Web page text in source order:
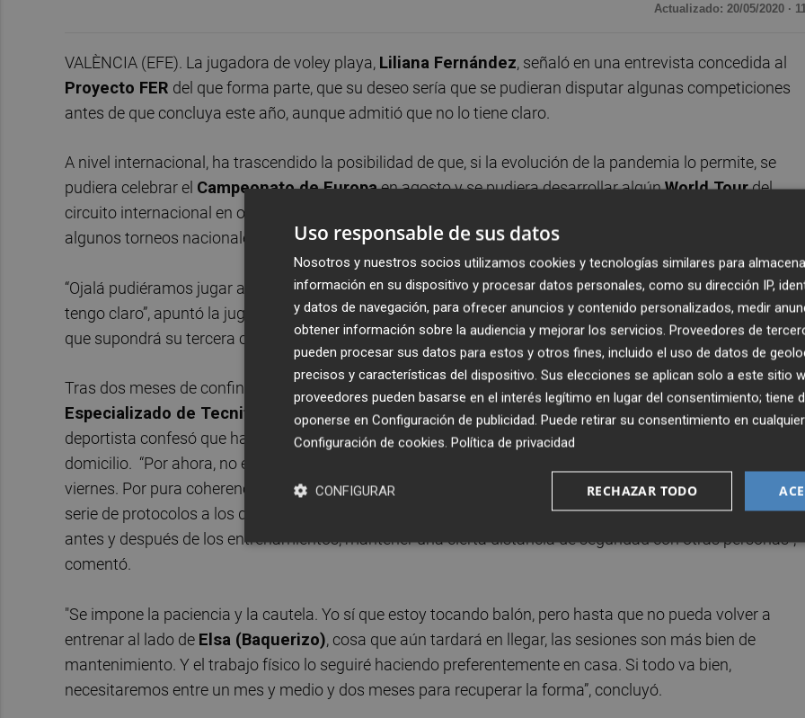
Actualizado: 20/05/2020 ·
VALÈNCIA (EFE). La jugadora de voley playa, Liliana Fernández, señaló en una entrevista concedida al
Proyecto FER del que forma parte, que su deseo sería que se pudieran disputar algunas competiciones
antes de que concluya este año, aunque admitió que no lo tiene claro.
A nivel internacional, ha trascendido la posibilidad de que, si la evolución de la pandemia lo permite, se
pudiera celebrar el Campeonato de Europaen agosto y se pudiera desarrollar algúnWorld Tourdel
circuito internacional en octubre o noviembre. También la Federación Española contempla la disputa de
algunos torneos nacionales a partir de agosto.
“Ojalá pudiéramos jugar algunos eventos antes de la conclusión de este año. Sería la mejor señal, pero no
tengo claro”, apuntó la jugadora de Benidorm, ya clasificada para disputar los Juegos Olímpicos de Tokio,
que supondrá su tercera cita olímpica.
Tras dos meses de confinamiento en su domicilio, Liliana ha regresó el pasado lunes al
Centro
Especializado de Tecnificación Deportiva de Arona , en Tenerife. Durante el periodo de
deportista confesó que había sustituido el vóley playa por el “vóley huerta” en un espacio exterior anexo a
domicilio. “Por ahora, no estoy yendo todos los días, sino sólo tres mañanas a la semana: lunes, miércoles
viernes. Por pura coherencia y por no querer ir más rápido de lo que toca. Además, porque he de cumplir
serie de protocolos a los que tendré que acostumbrarme: entrenar con mascarilla, desinfectar los balones
antes y después de los entrenamientos, mantener una cierta distancia de seguridad con otras personas",
comentó.
"Se impone la paciencia y la cautela. Yo sí que estoy tocando balón, pero hasta que no pueda volver a
entrenar al lado de Elsa (Baquerizo), cosa que aún tardará en llegar, las sesiones son más bien de
mantenimiento. Y el trabajo físico lo seguiré haciendo preferentemente en casa. Si todo va bien,
necesitaremos entre un mes y medio y dos meses para recuperar la forma”, concluyó.
Uso responsable de sus datos
Nosotros y nuestros socios utilizamos cookies y tecnologías similares para
información en su dispositivo y procesar datos personales, como su dirección IP,
y datos de navegación, para ofrecer anuncios y contenido personalizados, medir
obtener información sobre la audiencia y mejorar los servicios. Proveedores de
pueden procesar sus datos para estos y otros fines, incluido el uso de datos de
precisos y características del dispositivo. Sus elecciones se aplican solo a este sitio
proveedores pueden basarse en el interés legítimo en lugar del consentimiento; tiene
oponerse en Configuración de publicidad. Puede retirar su consentimiento en
Configuración de cookies. Política de privacidad
RECHAZAR TODO
CONFIGURAR